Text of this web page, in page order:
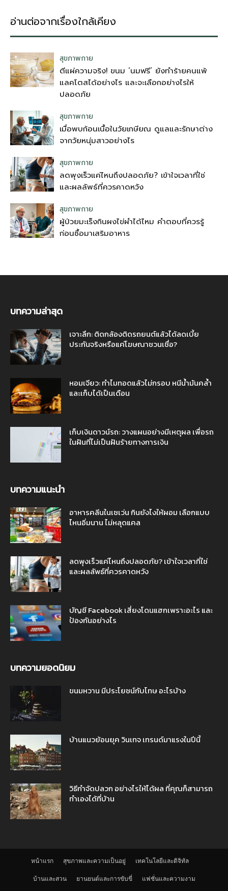
อ่านต่อจากเรื่องใกล้เคียง
สุขภาพกาย
ตีแผ่ความจริง! ขนม ‘นมฟรี’ ยังทำร้ายคนแพ้
แลคโตสได้อย่างไร และจะเลือกอย่างไรให้
ปลอดภัย
สุขภาพกาย
เมื่อพบก้อนเนื้อในวัยเกษียณ ดูแลและรักษาต่าง
จากวัยหนุ่มสาวอย่างไร
สุขภาพกาย
ลดพุงเร็วแค่ไหนถึงปลอดภัย? เข้าใจเวลาที่ใช่
และผลลัพธ์ที่ควรคาดหวัง
สุขภาพกาย
ผู้ป่วยมะเร็งกินผงไข่ผำได้ไหม คำตอบที่ควรรู้
ก่อนซื้อมาเสริมอาหาร
บทความล่าสุด
เจาะลึก: ติดกล้องติดรถยนต์แล้วได้ลดเบี้ย
ประกันจริงหรือแค่โฆษณาชวนเชื่อ?
หอมเจียว: ทำไมทอดแล้วไม่กรอบ หนีน้ำมันคล้ำ
และเก็บได้เป็นเดือน
เก็บเงินดาวน์รถ: วางแผนอย่างมีเหตุผล เพื่อรถ
ในฝันที่ไม่เป็นฝันร้ายทางการเงิน
บทความแนะนำ
อาหารคลีนในเซเว่น กินยังไงให้ผอม เลือกแบบ
ไหนอิ่มนาน ไม่หลุดแคล
ลดพุงเร็วแค่ไหนถึงปลอดภัย? เข้าใจเวลาที่ใช่
และผลลัพธ์ที่ควรคาดหวัง
บัญชี Facebook เสี่ยงโดนแฮกเพราะอะไร และ
ป้องกันอย่างไร
บทความยอดนิยม
ขนมหวาน มีประโยชน์กับโทษ อะไรบ้าง
บ้านแนวย้อนยุค วินเทจ เทรนด์มาแรงในปีนี้
วิธีกำจัดปลวก อย่างไรให้ได้ผล ที่คุณก็สามารถ
ทำเองได้ที่บ้าน
หน้าแรก สุขภาพและความเป็นอยู่ เทคโนโลยีและดิจิทัล
บ้านและสวน ยานยนต์และการขับขี่ แฟชั่นและความงาม